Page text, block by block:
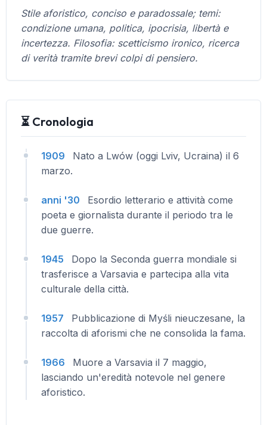
Stile aforistico, conciso e paradossale; temi:
condizione umana, politica, ipocrisia, libertà e
incertezza. Filosofia: scetticismo ironico, ricerca
di verità tramite brevi colpi di pensiero.
⏳ Cronologia
1909
Nato a Lwów (oggi Lviv, Ucraina) il 6
marzo.
anni '30
Esordio letterario e attività come
poeta e giornalista durante il periodo tra le
due guerre.
1945
Dopo la Seconda guerra mondiale si
trasferisce a Varsavia e partecipa alla vita
culturale della città.
1957
Pubblicazione di Myśli nieuczesane, la
raccolta di aforismi che ne consolida la fama.
1966
Muore a Varsavia il 7 maggio,
lasciando un'eredità notevole nel genere
aforistico.